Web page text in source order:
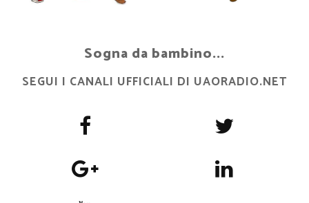
Sogna da bambino...
SEGUI I CANALI UFFICIALI DI UAORADIO.NET